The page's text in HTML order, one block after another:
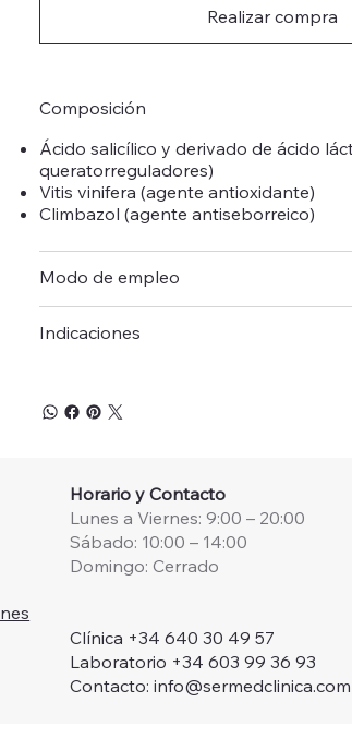
Realizar compra
Composición
Ácido salicílico y derivado de ácido
queratorreguladores)
Vitis vinifera (agente antioxidante)
Climbazol (agente antiseborreico)
Modo de empleo
Indicaciones
Horario y Contacto
Lunes a Viernes: 9:00 – 20:00
Sábado: 10:00 – 14:00
Domingo: Cerrado
Clínica +34 640 30 49 57
Laboratorio +34 603 99 36 93
Contacto: info@sermedclinica.com